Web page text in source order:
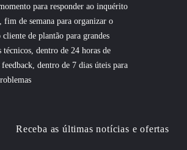
para responder ao inquérito
fim de semana para organizar o
cliente de plantão para grandes
técnicos, dentro de 24 horas de
feedback, dentro de 7 dias úteis para
Receba as últimas notícias e ofertas